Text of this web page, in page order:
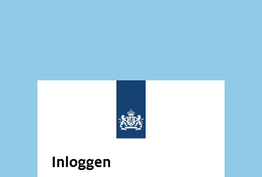
Inloggen